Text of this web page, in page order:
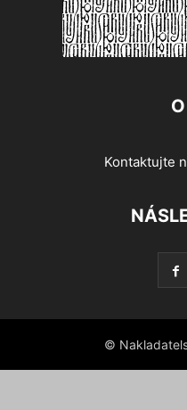
Kontaktujte
©